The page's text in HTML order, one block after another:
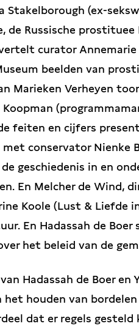
Stakelborough (ex-
de Russische
curator
beelden van
Marieken Verheyen
feiten en cijfers
conservator Nienke
de geschiedenis in en
En Melcher de Wind,
Koole (Lust & Liefde
En Hadassah de
het beleid van de
Hadassah de Boer en
houden van
dat er regels gesteld